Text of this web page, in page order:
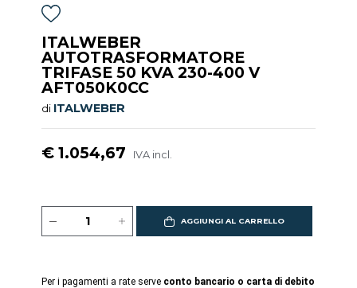
ITALWEBER
AUTOTRASFORMATORE
TRIFASE 50 KVA 230-400 V
AFT050K0CC
di ITALWEBER
€ 1.054,67 IVA incl.
AGGIUNGI AL CARRELLO
Per i pagamenti a rate serve conto bancario o carta di debito